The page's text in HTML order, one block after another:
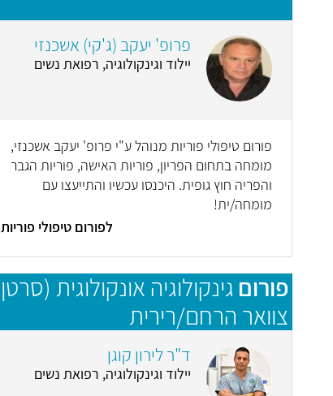
פרופ' יעקב (ג'קי) אשכנזי
יילוד וגינקולוגיה, רפואת נשים
פורום טיפולי פוריות מנוהל ע"י פרופ' יעקב אשכנזי,
מומחה בתחום הפריון, פוריות האישה, פוריות הגבר
והפריה חוץ גופית. היכנסו עכשיו והתייעצו עם
מומחה/ית!
לפורום טיפולי פוריות
פורום גינקולוגיה אונקולוגית (סרטן
צוואר הרחם/רירית
הרחם/שחלות/סרטן העריה)
ד"ר לירון קוגן
יילוד וגינקולוגיה, רפואת נשים